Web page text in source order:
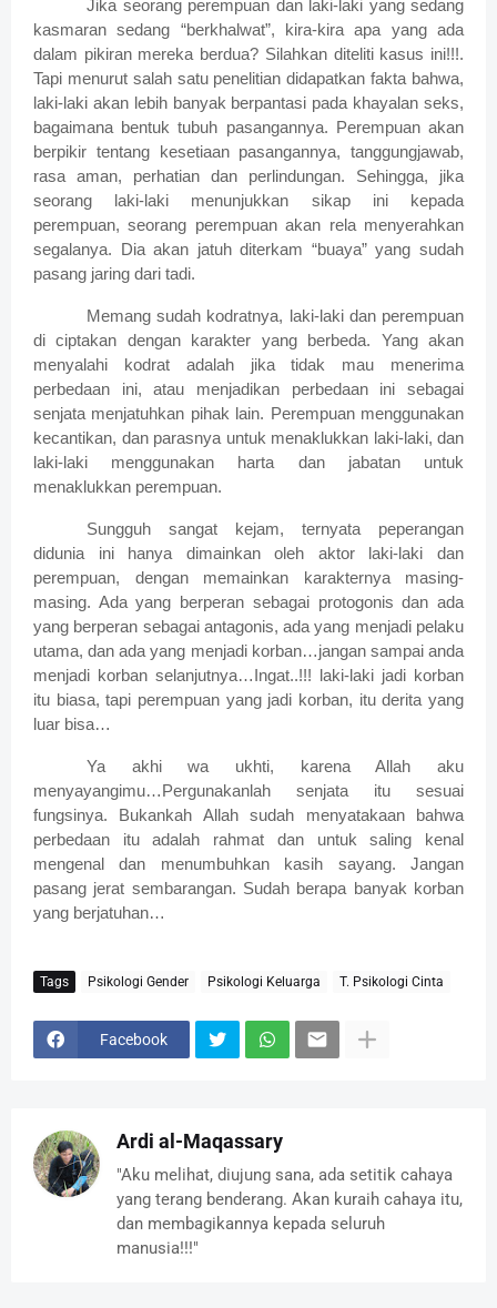
Jika seorang perempuan dan laki-laki yang sedang
kasmaran sedang “berkhalwat”, kira-kira apa yang ada
dalam pikiran mereka berdua? Silahkan diteliti kasus ini!!!.
Tapi menurut salah satu penelitian didapatkan fakta bahwa,
laki-laki akan lebih banyak berpantasi pada khayalan seks,
bagaimana bentuk tubuh pasangannya. Perempuan akan
berpikir tentang kesetiaan pasangannya, tanggungjawab,
rasa aman, perhatian dan perlindungan. Sehingga, jika
seorang laki-laki menunjukkan sikap ini kepada
perempuan, seorang perempuan akan rela menyerahkan
segalanya. Dia akan jatuh diterkam “buaya” yang sudah
pasang jaring dari tadi.
Memang sudah kodratnya, laki-laki dan perempuan
di ciptakan dengan karakter yang berbeda. Yang akan
menyalahi kodrat adalah jika tidak mau menerima
perbedaan ini, atau menjadikan perbedaan ini sebagai
senjata menjatuhkan pihak lain. Perempuan menggunakan
kecantikan, dan parasnya untuk menaklukkan laki-laki, dan
laki-laki menggunakan harta dan jabatan untuk
menaklukkan perempuan.
Sungguh sangat kejam, ternyata peperangan
didunia ini hanya dimainkan oleh aktor laki-laki dan
perempuan, dengan memainkan karakternya masing-
masing. Ada yang berperan sebagai protogonis dan ada
yang berperan sebagai antagonis, ada yang menjadi pelaku
utama, dan ada yang menjadi korban…jangan sampai anda
menjadi korban selanjutnya…Ingat..!!! laki-laki jadi korban
itu biasa, tapi perempuan yang jadi korban, itu derita yang
luar bisa…
Ya akhi wa ukhti, karena Allah aku
menyayangimu…Pergunakanlah senjata itu sesuai
fungsinya. Bukankah Allah sudah menyatakaan bahwa
perbedaan itu adalah rahmat dan untuk saling kenal
mengenal dan menumbuhkan kasih sayang. Jangan
pasang jerat sembarangan. Sudah berapa banyak korban
yang berjatuhan…
Tags Psikologi Gender Psikologi Keluarga T. Psikologi Cinta
Facebook
Ardi al-Maqassary
"Aku melihat, diujung sana, ada setitik cahaya
yang terang benderang. Akan kuraih cahaya itu,
dan membagikannya kepada seluruh
manusia!!!"